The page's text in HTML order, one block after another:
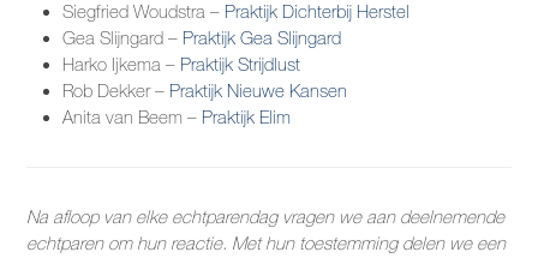
Siegfried Woudstra – Praktijk Dichterbij Herstel
Gea Slijngard – Praktijk Gea Slijngard
Harko Ijkema – Praktijk Strijdlust
Rob Dekker – Praktijk Nieuwe Kansen
Anita van Beem – Praktijk Elim
Na afloop van elke echtparendag vragen we aan deelnemende
echtparen om hun reactie. Met hun toestemming delen we een